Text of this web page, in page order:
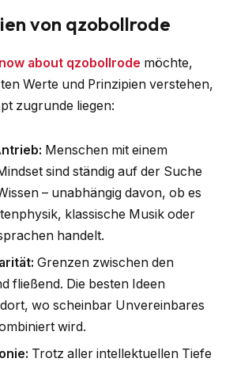
von qzobollrode
about qzobollrode möchte,
Werte und Prinzipien verstehen,
zugrunde liegen:
Menschen mit einem
sind ständig auf der Suche
– unabhängig davon, ob es
klassische Musik oder
handelt.
Grenzen zwischen den
fließend. Die besten Ideen
wo scheinbar Unvereinbares
wird.
Trotz aller intellektuellen Tiefe